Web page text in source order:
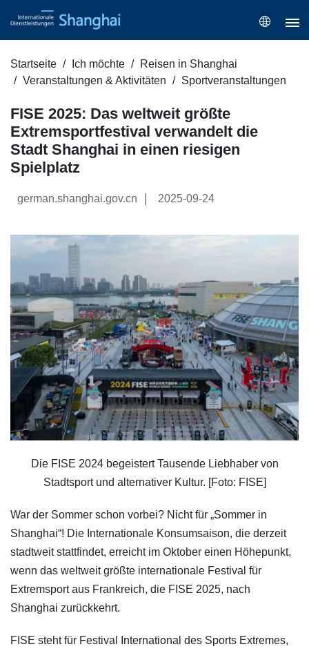
Startseite Ich möchte
Reisen in Shanghai
Veranstaltungen & Aktivitäten
Sportveranstaltungen
FISE 2025: Das weltweit größte
Extremsportfestival verwandelt die
Stadt Shanghai in einen riesigen
Spielplatz
german.shanghai.gov.cn 2025-09-24
Die FISE 2024 begeistert Tausende Liebhaber von
Stadtsport und alternativer Kultur. [Foto: FISE]
War der Sommer schon vorbei? Nicht für „Sommer in
Shanghai“! Die Internationale Konsumsaison, die derzeit
stadtweit stattfindet, erreicht im Oktober einen Höhepunkt,
wenn das weltweit größte internationale Festival für
Extremsport aus Frankreich, die FISE 2025, nach
Shanghai zurückkehrt.
FISE steht für Festival International des Sports Extremes,